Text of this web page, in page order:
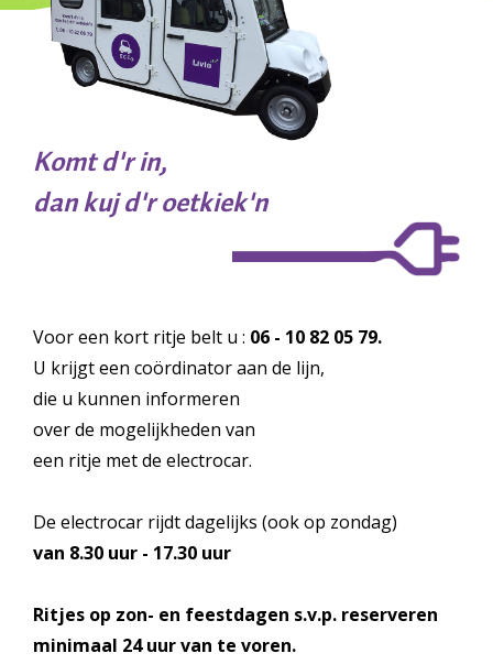
Komt d'r in,
dan kuj d'r oetkiek'n
Voor een kort ritje belt u : 06 - 10 82 05 79.
U krijgt een coördinator aan de lijn,
die u kunnen informeren
over de mogelijkheden van
een ritje met de electrocar.
De electrocar rijdt dagelijks (ook op zondag)
van 8.30 uur - 17.30 uur
Ritjes op zon- en feestdagen s.v.p. reserveren
minimaal 24 uur van te voren.